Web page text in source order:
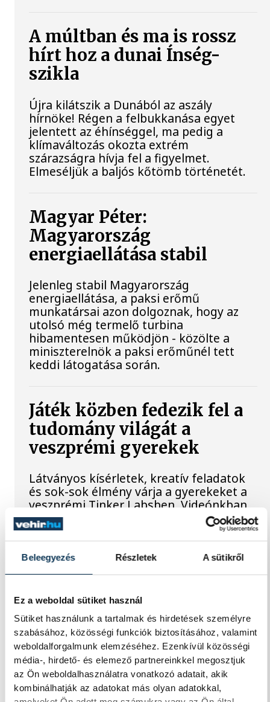
Beleegyezés Részletek A sütikről
Ez a weboldal sütiket használ
Sütiket használunk a tartalmak és hirdetések személyre
szabásához, közösségi funkciók biztosításához, valamint
weboldalforgalmunk elemzéséhez. Ezenkívül közösségi
média-, hirdető- és elemező partnereinkkel megosztjuk
az Ön weboldalhasználatra vonatkozó adatait, akik
kombinálhatják az adatokat más olyan adatokkal,
A múltban és ma is rossz
hírt hoz a dunai Ínség-
szikla
Újra kilátszik a Dunából az aszály
hírnöke! Régen a felbukkanása egyet
jelentett az éhínséggel, ma pedig a
klímaváltozás okozta extrém
szárazságra hívja fel a figyelmet.
Elmeséljük a baljós kőtömb történetét.
Magyar Péter:
Magyarország
energiaellátása stabil
Jelenleg stabil Magyarország
energiaellátása, a paksi erőmű
munkatársai azon dolgoznak, hogy az
utolsó még termelő turbina
hibamentesen működjön - közölte a
miniszterelnök a paksi erőműnél tett
keddi látogatása során.
Játék közben fedezik fel a
tudomány világát a
veszprémi gyerekek
Látványos kísérletek, kreatív feladatok
és sok-sok élmény várja a gyerekeket a
veszprémi Tinker Labsben. Videónkban
Balassa Marietta, a központ vezetője
mutatja be, hogyan teszik izgalmassá a
természettudományok megismerését.
Augusztus 12-én
napfogyatkozás és
csillaghullás is vár ránk
Az év legsűrűbb csillagászati napján,
augusztus 12-én éjjel tetőzik majd a
Perseidák hullócsillagraj, de ugyanezen a
napon részleges napfogyatkozást is